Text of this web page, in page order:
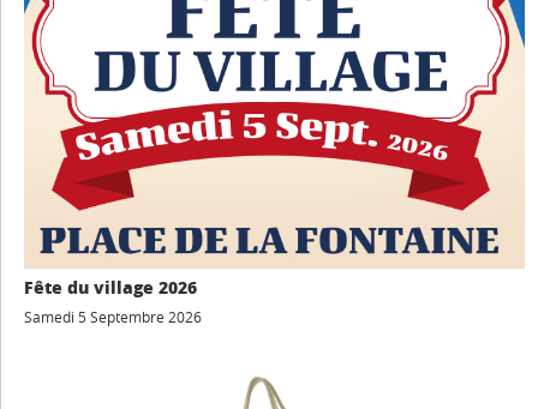
Fête du village 2026
Samedi 5 Septembre 2026